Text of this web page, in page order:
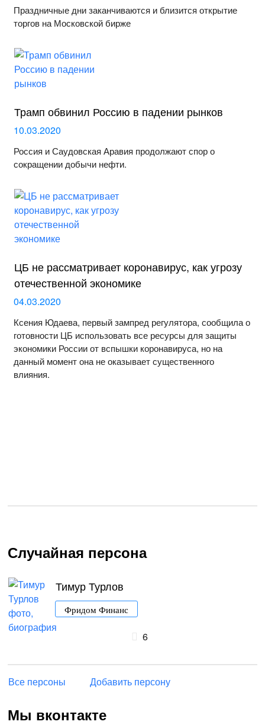
Праздничные дни заканчиваются и близится открытие
торгов на Московской бирже
Трамп обвинил Россию в падении рынков
10.03.2020
Россия и Саудовская Аравия продолжают спор о
сокращении добычи нефти.
ЦБ не рассматривает коронавирус, как угрозу
отечественной экономике
04.03.2020
Ксения Юдаева, первый зампред регулятора, сообщила о
готовности ЦБ использовать все ресурсы для защиты
экономики России от вспышки коронавируса, но на
данный момент она не оказывает существенного
влияния.
Случайная персона
Тимур Турлов
Фридом Финанс
6
Все персоны Добавить персону
Мы вконтакте